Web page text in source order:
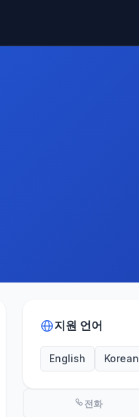
지원 언어
English Korean
전화